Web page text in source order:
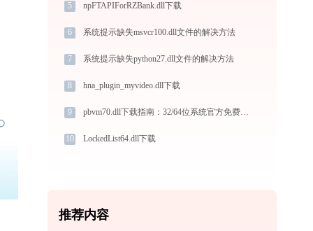
5 npFTAPIForRZBank.dll下载
6 系统提示缺失msvcr100.dll文件的解决方法
7 系统提示缺失python27.dll文件的解决方法
8 hna_plugin_myvideo.dll下载
9 pbvm70.dll下载指南：32/64位系统官方免费版DLL文件修复全攻略
10 LockedList64.dll下载
推荐内容